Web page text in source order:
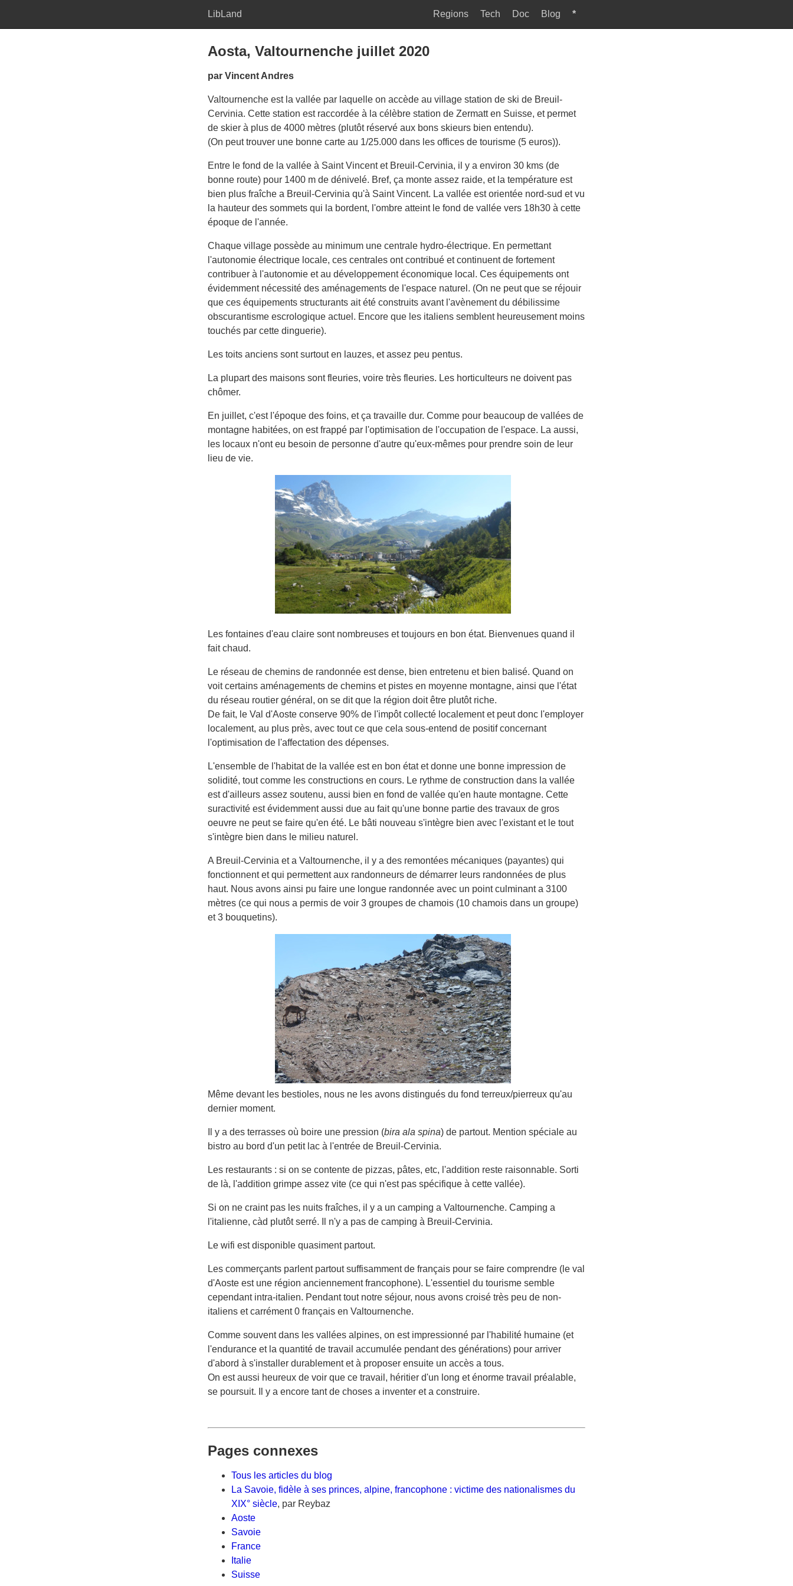
LibLand Regions Tech Doc Blog *
Aosta, Valtournenche juillet 2020
par Vincent Andres
Valtournenche est la vallée par laquelle on accède au village station de ski de Breuil-
Cervinia. Cette station est raccordée à la célèbre station de Zermatt en Suisse, et permet
de skier à plus de 4000 mètres (plutôt réservé aux bons skieurs bien entendu).
(On peut trouver une bonne carte au 1/25.000 dans les offices de tourisme (5 euros)).
Entre le fond de la vallée à Saint Vincent et Breuil-Cervinia, il y a environ 30 kms (de
bonne route) pour 1400 m de dénivelé. Bref, ça monte assez raide, et la température est
bien plus fraîche a Breuil-Cervinia qu'à Saint Vincent. La vallée est orientée nord-sud et vu
la hauteur des sommets qui la bordent, l'ombre atteint le fond de vallée vers 18h30 à cette
époque de l'année.
Chaque village possède au minimum une centrale hydro-électrique. En permettant
l'autonomie électrique locale, ces centrales ont contribué et continuent de fortement
contribuer à l'autonomie et au développement économique local. Ces équipements ont
évidemment nécessité des aménagements de l'espace naturel. (On ne peut que se réjouir
que ces équipements structurants ait été construits avant l'avènement du débilissime
obscurantisme escrologique actuel. Encore que les italiens semblent heureusement moins
touchés par cette dinguerie).
Les toits anciens sont surtout en lauzes, et assez peu pentus.
La plupart des maisons sont fleuries, voire très fleuries. Les horticulteurs ne doivent pas
chômer.
En juillet, c'est l'époque des foins, et ça travaille dur. Comme pour beaucoup de vallées de
montagne habitées, on est frappé par l'optimisation de l'occupation de l'espace. La aussi,
les locaux n'ont eu besoin de personne d'autre qu'eux-mêmes pour prendre soin de leur
lieu de vie.
Les fontaines d'eau claire sont nombreuses et toujours en bon état. Bienvenues quand il
fait chaud.
Le réseau de chemins de randonnée est dense, bien entretenu et bien balisé. Quand on
voit certains aménagements de chemins et pistes en moyenne montagne, ainsi que l'état
du réseau routier général, on se dit que la région doit être plutôt riche.
De fait, le Val d'Aoste conserve 90% de l'impôt collecté localement et peut donc l'employer
localement, au plus près, avec tout ce que cela sous-entend de positif concernant
l'optimisation de l'affectation des dépenses.
L'ensemble de l'habitat de la vallée est en bon état et donne une bonne impression de
solidité, tout comme les constructions en cours. Le rythme de construction dans la vallée
est d'ailleurs assez soutenu, aussi bien en fond de vallée qu'en haute montagne. Cette
suractivité est évidemment aussi due au fait qu'une bonne partie des travaux de gros
oeuvre ne peut se faire qu'en été. Le bâti nouveau s'intègre bien avec l'existant et le tout
s'intègre bien dans le milieu naturel.
A Breuil-Cervinia et a Valtournenche, il y a des remontées mécaniques (payantes) qui
fonctionnent et qui permettent aux randonneurs de démarrer leurs randonnées de plus
haut. Nous avons ainsi pu faire une longue randonnée avec un point culminant a 3100
mètres (ce qui nous a permis de voir 3 groupes de chamois (10 chamois dans un groupe)
et 3 bouquetins).
Même devant les bestioles, nous ne les avons distingués du fond terreux/pierreux qu'au
dernier moment.
Il y a des terrasses où boire une pression (bira ala spina) de partout. Mention spéciale au
bistro au bord d'un petit lac à l'entrée de Breuil-Cervinia.
Les restaurants : si on se contente de pizzas, pâtes, etc, l'addition reste raisonnable. Sorti
de là, l'addition grimpe assez vite (ce qui n'est pas spécifique à cette vallée).
Si on ne craint pas les nuits fraîches, il y a un camping a Valtournenche. Camping a
l'italienne, càd plutôt serré. Il n'y a pas de camping à Breuil-Cervinia.
Le wifi est disponible quasiment partout.
Les commerçants parlent partout suffisamment de français pour se faire comprendre (le val
d'Aoste est une région anciennement francophone). L'essentiel du tourisme semble
cependant intra-italien. Pendant tout notre séjour, nous avons croisé très peu de non-
italiens et carrément 0 français en Valtournenche.
Comme souvent dans les vallées alpines, on est impressionné par l'habilité humaine (et
l'endurance et la quantité de travail accumulée pendant des générations) pour arriver
d'abord à s'installer durablement et à proposer ensuite un accès a tous.
On est aussi heureux de voir que ce travail, héritier d'un long et énorme travail préalable,
se poursuit. Il y a encore tant de choses a inventer et a construire.
Pages connexes
Tous les articles du blog
La Savoie, fidèle à ses princes, alpine, francophone : victime des nationalismes du
XIX° siècle, par Reybaz
Aoste
Savoie
France
Italie
Suisse